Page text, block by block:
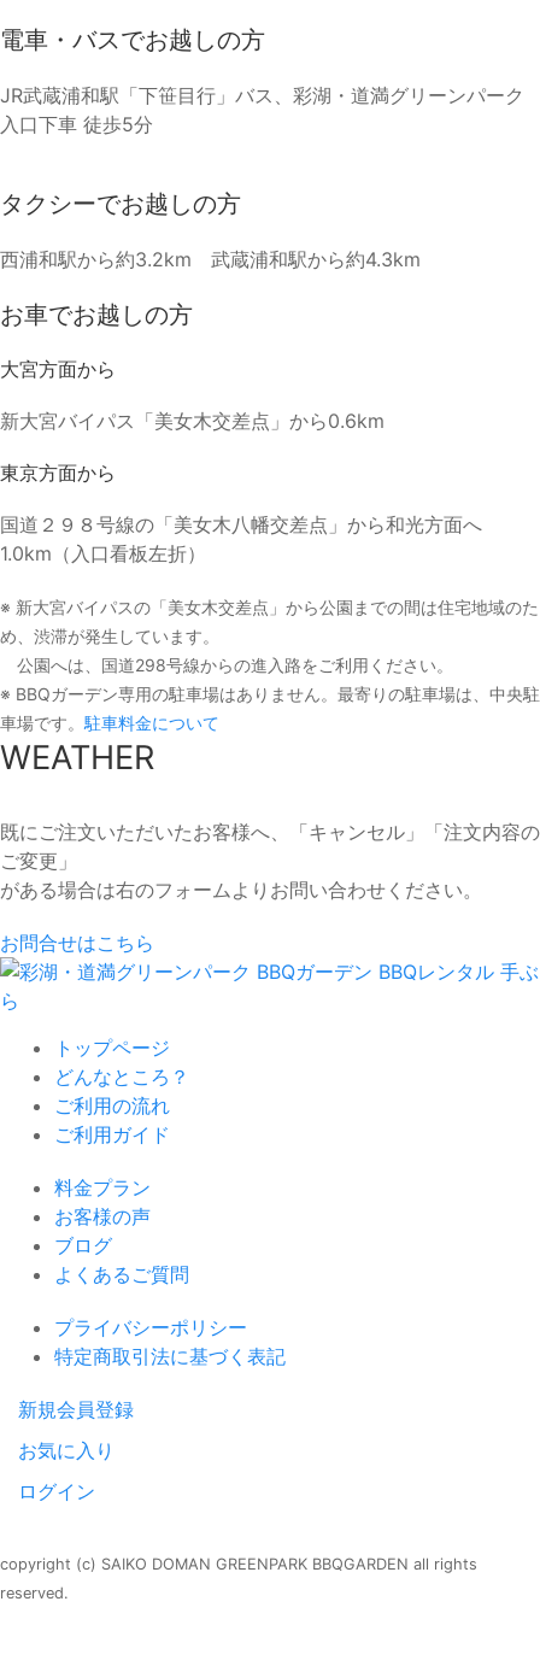
電車・バスでお越しの方
JR武蔵浦和駅「下笹目行」バス、彩湖・道満グリーンパーク
入口下車 徒歩5分
タクシーでお越しの方
西浦和駅から約3.2km 武蔵浦和駅から約4.3km
お車でお越しの方
大宮方面から
新大宮バイパス「美女木交差点」から0.6km
東京方面から
国道２９８号線の「美女木八幡交差点」から和光方面へ
1.0km（入口看板左折）
※ 新大宮バイパスの「美女木交差点」から公園までの間は住宅地域のた
め、渋滞が発生しています。
公園へは、国道298号線からの進入路をご利用ください。
※ BBQガーデン専用の駐車場はありません。最寄りの駐車場は、中央駐
車場です。 駐車料金について
WEATHER
既にご注文いただいたお客様へ、「キャンセル」「注文内容の
ご変更」
がある場合は右のフォームよりお問い合わせください。
お問合せはこちら
トップページ
どんなところ？
ご利用の流れ
ご利用ガイド
料金プラン
お客様の声
ブログ
よくあるご質問
プライバシーポリシー
特定商取引法に基づく表記
新規会員登録
お気に入り
ログイン
copyright (c) SAIKO DOMAN GREENPARK BBQGARDEN all rights
reserved.